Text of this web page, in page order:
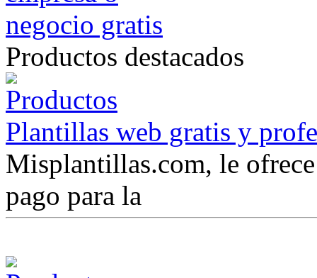
Productos destacados
Plantillas web gratis y
Misplantillas.com, le
pago para la